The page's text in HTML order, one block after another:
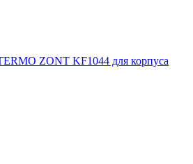
ZONT KF1044 для корпуса